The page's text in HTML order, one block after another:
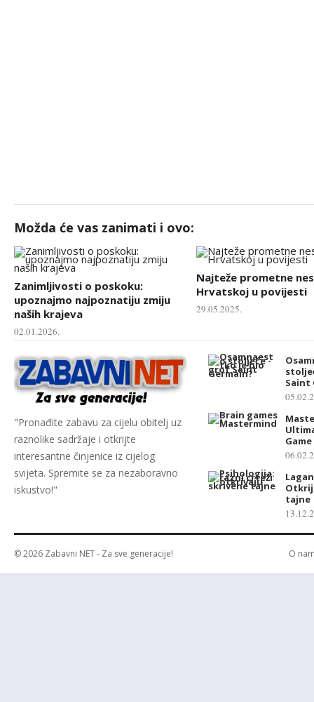
Možda će vas zanimati i ovo:
Zanimljivosti o poskoku:
upoznajmo najpoznatiju zmiju
naših krajeva
02.01.2026.
Najteže prometne
Hrvatskoj u povijesti
29.05.2025.
"Pronađite zabavu za cijelu obitelj uz
raznolike sadržaje i otkrijte
interesantne činjenice iz cijelog
svijeta. Spremite se za nezaboravno
iskustvo!"
Saint
tajne
© 2026 Zabavni NET- Za sve generacije! O